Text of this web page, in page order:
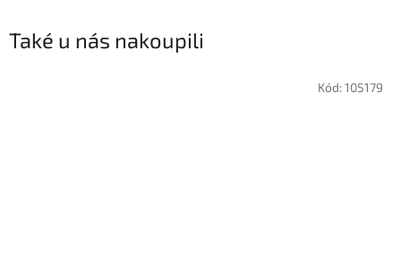
Také u nás nakoupili
Kód:105179